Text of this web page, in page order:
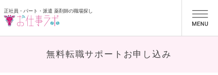
正社員・パート・派遣 薬剤師の職場探し
無料転職サポートお申し込み